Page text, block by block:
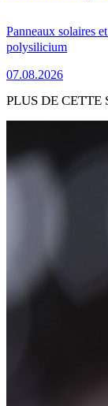
Panneaux solaires
polysilicium
07.08.2026
PLUS DE CETTE